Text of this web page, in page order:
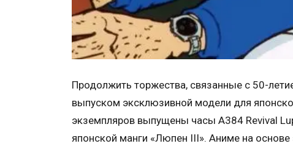
Продолжить торжества, связанные с 50-
выпуском эксклюзивной модели для
экземпляров выпущены часы A384 Revival
японской манги «Люпен III». Аниме на